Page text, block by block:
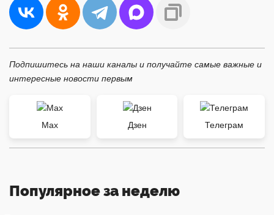
Подпишитесь на наши каналы и получайте самые важные и
интересные новости первым
Max Дзен Телеграм
Популярное за неделю